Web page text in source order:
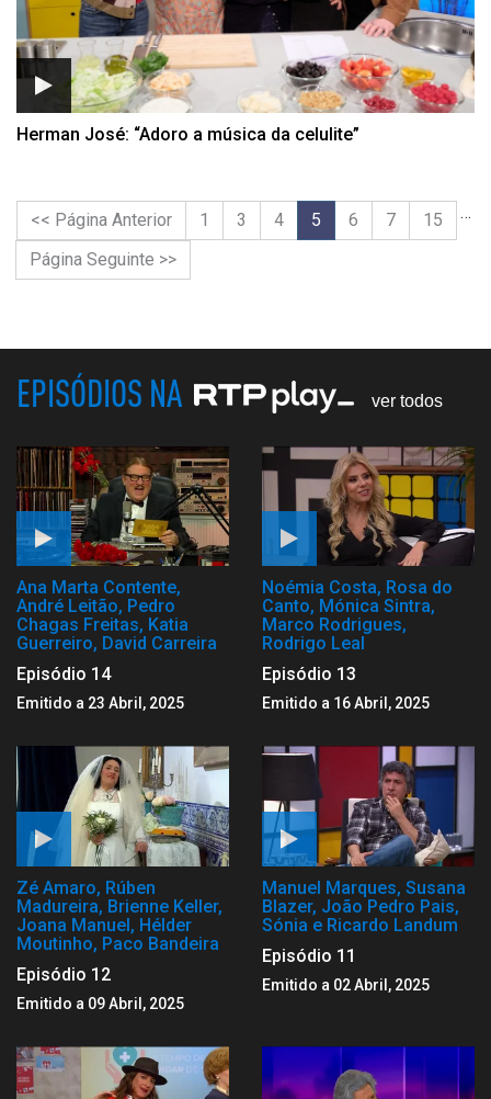
Herman José: “Adoro a música da celulite”
<< Página Anterior 1 …
3 4 5 6 7
15
Página Seguinte >>
EPISÓDIOS NA ver todos
Ana Marta Contente,
André Leitão, Pedro
Chagas Freitas, Katia
Guerreiro, David Carreira
Episódio 14
Emitido a 23 Abril, 2025
Noémia Costa, Rosa do
Canto, Mónica Sintra,
Marco Rodrigues,
Rodrigo Leal
Episódio 13
Emitido a 16 Abril, 2025
Zé Amaro, Rúben
Madureira, Brienne Keller,
Joana Manuel, Hélder
Moutinho, Paco Bandeira
Episódio 12
Emitido a 09 Abril, 2025
Manuel Marques, Susana
Blazer, João Pedro Pais,
Sónia e Ricardo Landum
Episódio 11
Emitido a 02 Abril, 2025